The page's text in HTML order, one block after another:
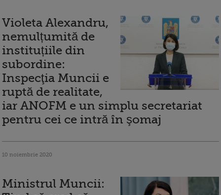
Violeta Alexandru,
nemulțumită de
instituțiile din
subordine:
Inspecţia Muncii e
ruptă de realitate,
iar ANOFM e un simplu secretariat
pentru cei ce intră în şomaj
10 noiembrie 2020
Ministrul Muncii: